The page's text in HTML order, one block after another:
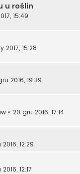
u roślin
15:49
2017, 15:28
2016, 19:39
« 20 gru 2016, 17:14
12:29
12:17